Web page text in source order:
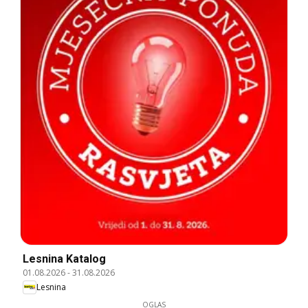
Lesnina Katalog
01.08.2026-31.08.2026
Lesnina
OGLAS